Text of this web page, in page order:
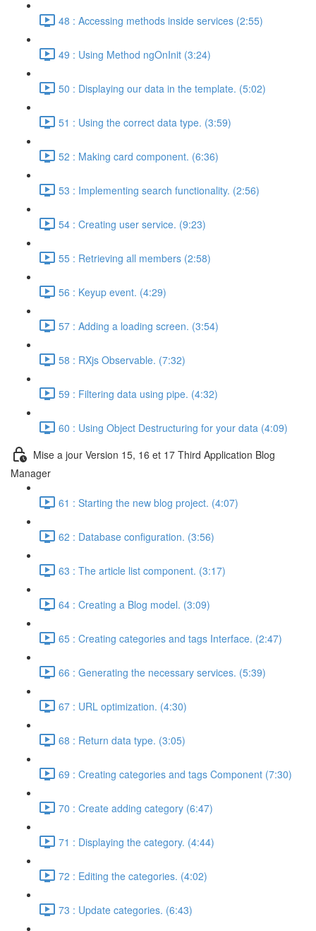
48 : Accessing methods inside services (2:55)
49 : Using Method ngOnInit (3:24)
50 : Displaying our data in the template. (5:02)
51 : Using the correct data type. (3:59)
52 : Making card component. (6:36)
53 : Implementing search functionality. (2:56)
54 : Creating user service. (9:23)
55 : Retrieving all members (2:58)
56 : Keyup event. (4:29)
57 : Adding a loading screen. (3:54)
58 : RXjs Observable. (7:32)
59 : Filtering data using pipe. (4:32)
60 : Using Object Destructuring for your data (4:09)
Mise a jour Version 15, 16 et 17 Third Application Blog
Manager
61 : Starting the new blog project. (4:07)
62 : Database configuration. (3:56)
63 : The article list component. (3:17)
64 : Creating a Blog model. (3:09)
65 : Creating categories and tags Interface. (2:47)
66 : Generating the necessary services. (5:39)
67 : URL optimization. (4:30)
68 : Return data type. (3:05)
69 : Creating categories and tags Component (7:30)
70 : Create adding category (6:47)
71 : Displaying the category. (4:44)
72 : Editing the categories. (4:02)
73 : Update categories. (6:43)